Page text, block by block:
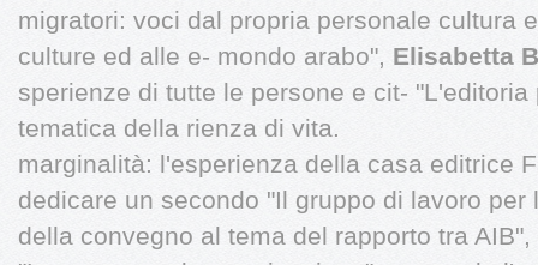
migratori: voci dal propria personale cultura
culture ed alle e- mondo arabo", Elisabetta
sperienze di tutte le persone e cit-
tematica della rienza di vita.
marginalità: l'esperienza della casa editrice
dedicare un secondo "Il gruppo di lavoro
della convegno al tema del rapporto tra AIB",